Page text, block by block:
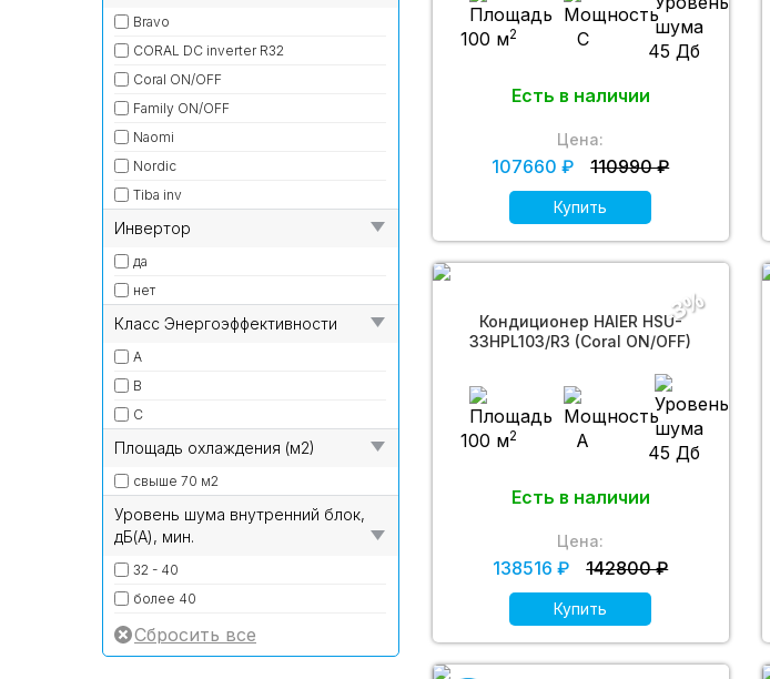
Bravo
CORAL DC inverter R32
Coral ON/OFF
Family ON/OFF
Naomi
Nordic
Tiba inv
Инвертор
да
нет
Класс Энергоэффективности
A
B
C
Площадь охлаждения (м2)
свыше 70 м2
Уровень шума внутренний блок,
дБ(А), мин.
32 - 40
более 40
100 м2 C
45 Дб
Есть в наличии
Цена:
107660 ₽ 110990 ₽
Купить
Кондиционер HAIER HSU-
33HPL103/R3 (Coral ON/OFF)
100 м2 A
45 Дб
Есть в наличии
-3%
Цена:
138516 ₽ 142800 ₽
Купить